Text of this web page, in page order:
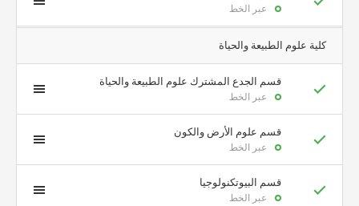
عبر الخط
كلية علوم الطبيعة والحياة
قسم الجدع المشترك علوم الطبيعة والحياة
عبر الخط
قسم علوم الأرض والكون
عبر الخط
قسم البيوتكنولوجيا
عبر الخط